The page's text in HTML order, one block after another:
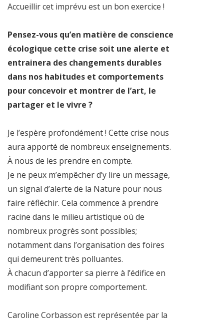
Accueillir cet imprévu est un bon exercice !
Pensez-vous qu’en matière de conscience
écologique cette crise soit une alerte et
entrainera des changements durables
dans nos habitudes et comportements
pour concevoir et montrer de l’art, le
partager et le vivre ?
Je l’espère profondément ! Cette crise nous
aura apporté de nombreux enseignements.
À nous de les prendre en compte.
Je ne peux m’empêcher d’y lire un message,
un signal d’alerte de la Nature pour nous
faire réfléchir. Cela commence à prendre
racine dans le milieu artistique où de
nombreux progrès sont possibles;
notamment dans l’organisation des foires
qui demeurent très polluantes.
À chacun d’apporter sa pierre à l’édifice en
modifiant son propre comportement.
Caroline Corbasson est représentée par la